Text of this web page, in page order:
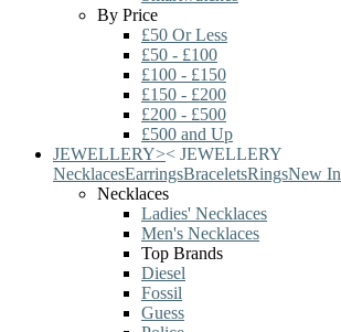
By Price
£50 Or Less
£50 - £100
£100 - £150
£150 - £200
£200 - £500
£500 and Up
JEWELLERY>< JEWELLERY
NecklacesEarringsBraceletsRingsNew In
Necklaces
Ladies' Necklaces
Men's Necklaces
Top Brands
Diesel
Fossil
Guess